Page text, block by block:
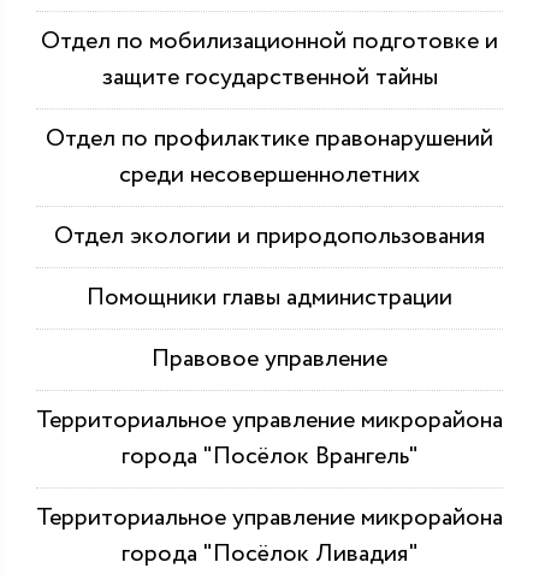
Отдел по мобилизационной подготовке и
защите государственной тайны
Отдел по профилактике правонарушений
среди несовершеннолетних
Отдел экологии и природопользования
Помощники главы администрации
Правовое управление
Территориальное управление микрорайона
города "Посёлок Врангель"
Территориальное управление микрорайона
города "Посёлок Ливадия"